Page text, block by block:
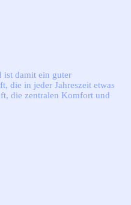
ist damit ein guter
die in jeder Jahreszeit etwas
die zentralen Komfort und